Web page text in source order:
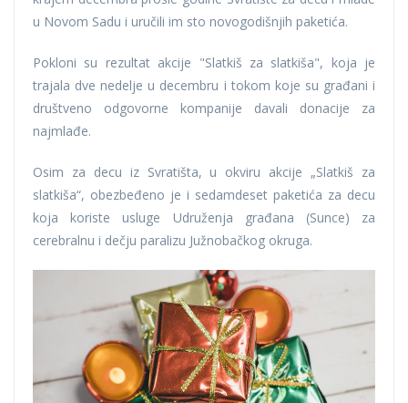
u Novom Sadu i uručili im sto novogodišnjih paketića.
Pokloni su rezultat akcije "Slatkiš za slatkiša", koja je
trajala dve nedelje u decembru i tokom koje su građani i
društveno odgovorne kompanije davali donacije za
najmlađe.
Osim za decu iz Svratišta, u okviru akcije „Slatkiš za
slatkiša“, obezbeđeno je i sedamdeset paketića za decu
koja koriste usluge Udruženja građana (Sunce) za
cerebralnu i dečju paralizu Južnobačkog okruga.